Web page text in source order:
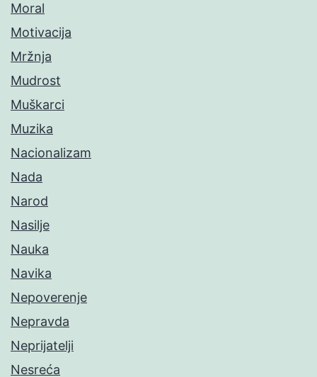
Moral
Motivacija
Mržnja
Mudrost
Muškarci
Muzika
Nacionalizam
Nada
Narod
Nasilje
Nauka
Navika
Nepoverenje
Nepravda
Neprijatelji
Nesreća